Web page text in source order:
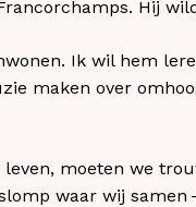
Hij
Ik wil hem
maken over
moeten we
waar wij